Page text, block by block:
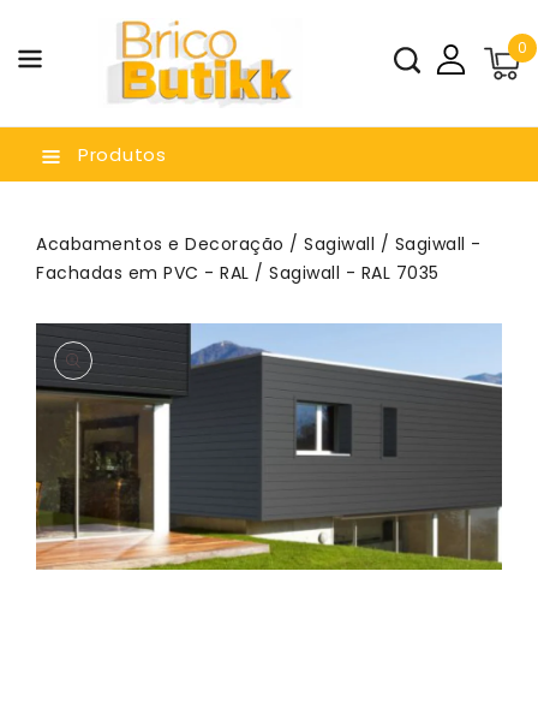
0
Produtos
Acabamentos e Decoração / Sagiwall / Sagiwall -
Fachadas em PVC - RAL / Sagiwall - RAL 7035